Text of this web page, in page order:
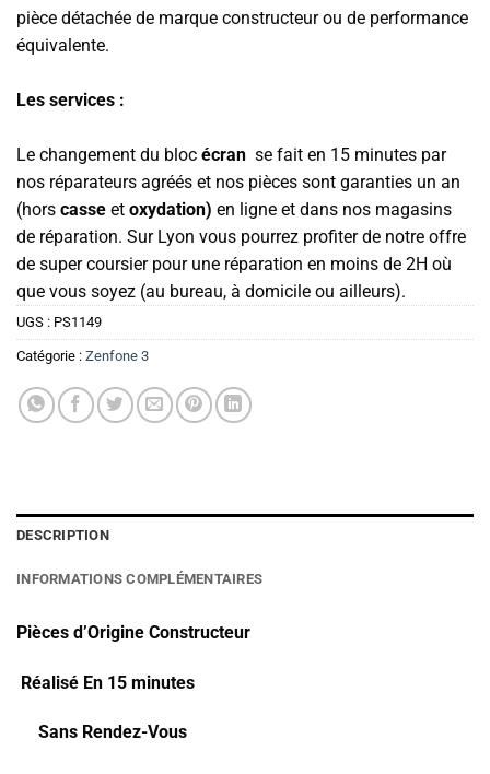
pièce détachée de marque constructeur ou de performance
équivalente.
Les services :
Le changement du bloc écran se fait en 15 minutes par
nos réparateurs agréés et nos pièces sont garanties un an
(hors casse et oxydation) en ligne et dans nos magasins
de réparation. Sur Lyon vous pourrez profiter de notre offre
de super coursier pour une réparation en moins de 2H où
que vous soyez (au bureau, à domicile ou ailleurs).
UGS : PS1149
Catégorie : Zenfone 3
DESCRIPTION
INFORMATIONS COMPLÉMENTAIRES
Pièces d’Origine Constructeur
Réalisé En 15 minutes
Sans Rendez-Vous